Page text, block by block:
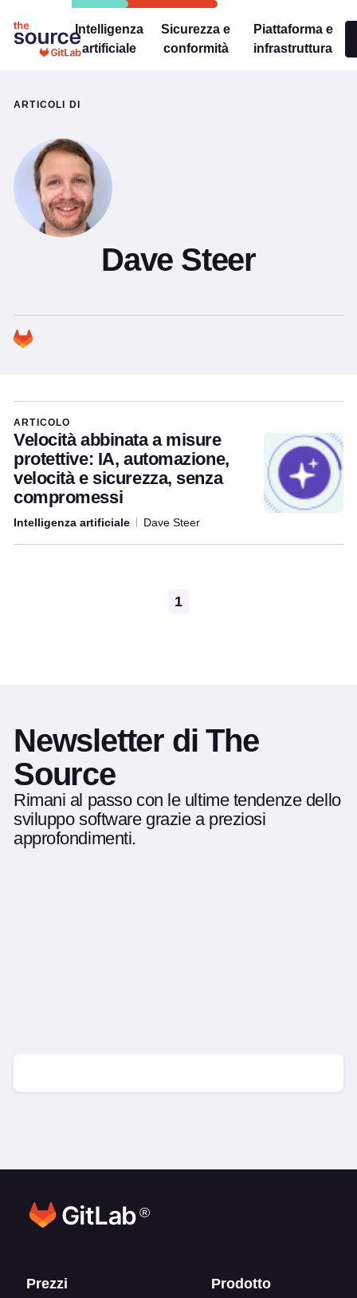
Intelligenza
artificiale
Sicurezza e
conformità
Piattaforma e
infrastruttura
ARTICOLI DI
Dave Steer
Articles written by this author
ARTICOLO
Velocità abbinata a misure
protettive: IA, automazione,
velocità e sicurezza, senza
compromessi
Intelligenza artificiale Dave Steer
Pagination
1
Newsletter di The
Source
Rimani al passo con le ultime tendenze dello
sviluppo software grazie a preziosi
approfondimenti.
®
Link del blocco inferiore
Prezzi Prodotto